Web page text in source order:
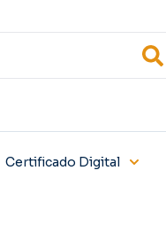
Certificado Digital